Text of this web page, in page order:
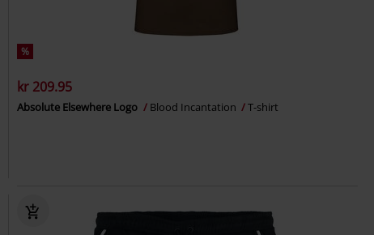
%
kr 209.95
Absolute Elsewhere Logo Blood Incantation T-shirt